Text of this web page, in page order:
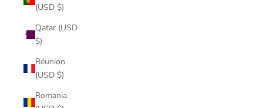
(USD $)
Qatar (USD
$)
Réunion
(USD $)
Romania